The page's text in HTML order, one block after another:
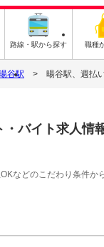
路線・駅から探す 職種
谷駅 暘谷駅、週払
・バイト求人情
などのこだわり条件か